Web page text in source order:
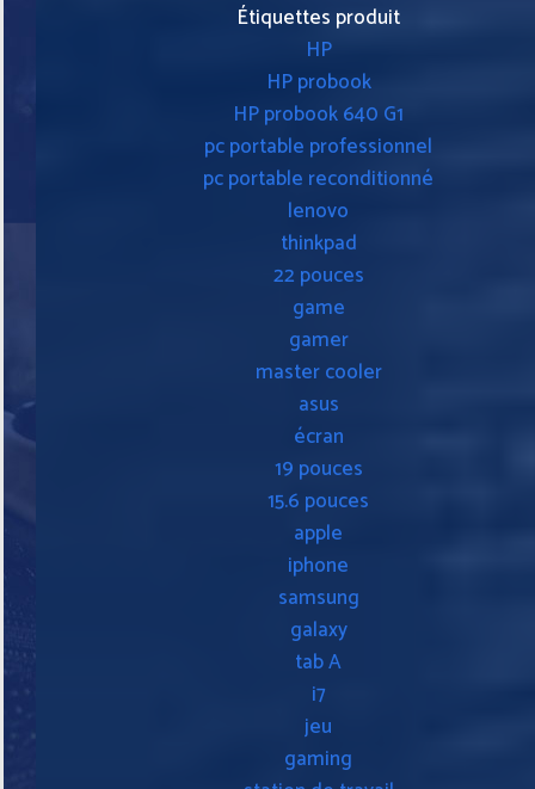
Étiquettes produit
HP
HP probook
HP probook 640 G1
pc portable professionnel
pc portable reconditionné
lenovo
thinkpad
22 pouces
game
gamer
master cooler
asus
écran
19 pouces
15.6 pouces
apple
iphone
samsung
galaxy
tab A
i7
jeu
gaming